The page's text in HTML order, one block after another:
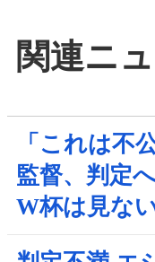
関連ニ
「これは不
監督、判定
W杯は見ない